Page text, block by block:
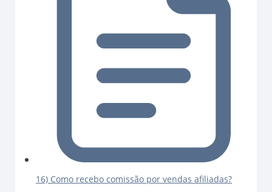
16) Como recebo comissão por vendas afiliadas?